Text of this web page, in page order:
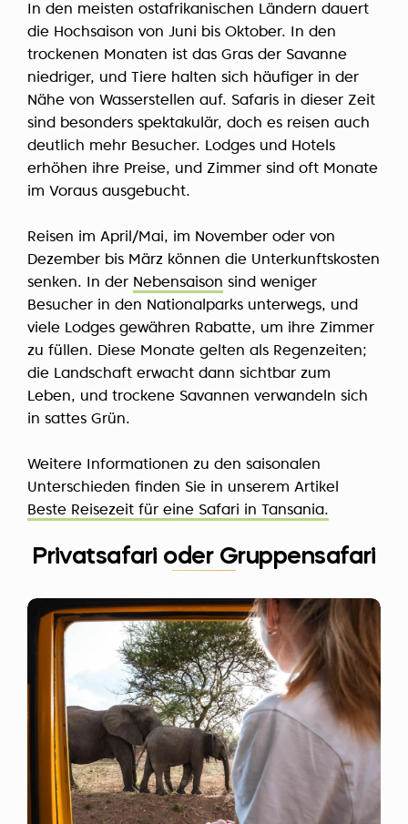
In den meisten ostafrikanischen Ländern dauert
die Hochsaison von Juni bis Oktober. In den
trockenen Monaten ist das Gras der Savanne
niedriger, und Tiere halten sich häufiger in der
Nähe von Wasserstellen auf. Safaris in dieser Zeit
sind besonders spektakulär, doch es reisen auch
deutlich mehr Besucher. Lodges und Hotels
erhöhen ihre Preise, und Zimmer sind oft Monate
im Voraus ausgebucht.
Reisen im April/Mai, im November oder von
Dezember bis März können die Unterkunftskosten
senken. In der Nebensaison sind weniger
Besucher in den Nationalparks unterwegs, und
viele Lodges gewähren Rabatte, um ihre Zimmer
zu füllen. Diese Monate gelten als Regenzeiten;
die Landschaft erwacht dann sichtbar zum
Leben, und trockene Savannen verwandeln sich
in sattes Grün.
Weitere Informationen zu den saisonalen
Unterschieden finden Sie in unserem Artikel
Beste Reisezeit für eine Safari in Tansania.
Privatsafari oder Gruppensafari